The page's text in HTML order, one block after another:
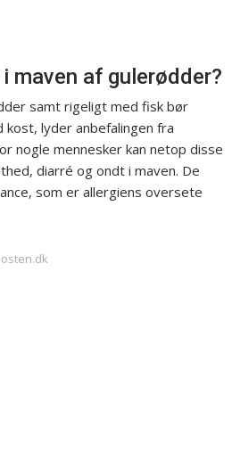
maven af gulerødder?
samt rigeligt med fisk bør
kost, lyder anbefalingen fra
nogle mennesker kan netop disse
diarré og ondt i maven. De
som er allergiens oversete